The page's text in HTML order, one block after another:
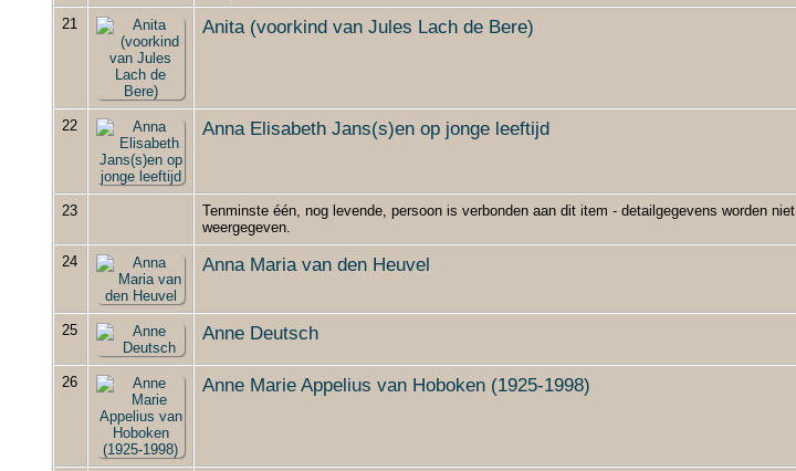
21 Anita (voorkind van Jules Lach de Bere)
22 Anna Elisabeth Jans(s)en op jonge leeftijd
23
Tenminste één, nog levende, persoon is verbonden aan dit item - detailgegevens worden niet
weergegeven.
24 Anna Maria van den Heuvel
25 Anne Deutsch
26 Anne Marie Appelius van Hoboken (1925-1998)